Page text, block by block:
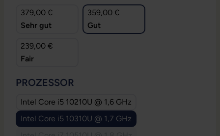
379,00 €
Sehr gut
359,00 €
Gut
239,00 €
Fair
PROZESSOR
Intel Core i5 10210U @ 1,6 GHz
Intel Core i5 10310U @ 1,7 GHz